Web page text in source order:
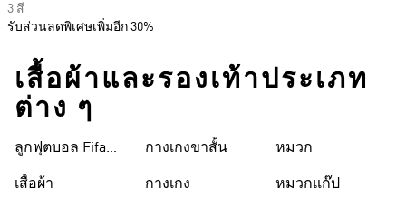
3 สี
รับส่วนลดพิเศษเพิ่มอีก 30%
เสื้อผ้าและรองเท้าประเภท
ต่าง ๆ
ลูกฟุตบอล Fifa
เสื้อผ้า
กางเกงขาสั้น
กางเกง
หมวก
หมวกแก๊ป